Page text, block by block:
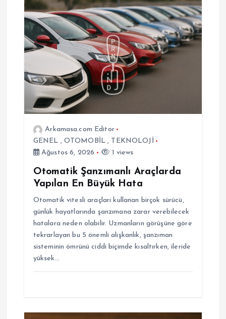
e
z
n
m
Arkamasa.com Editor
GENEL , OTOMOBİL , TEKNOLOJİ
Ağustos 6, 2026
1 views
Otomatik Şanzımanlı Araçlarda
Yapılan En Büyük Hata
Otomatik vitesli araçları kullanan birçok sürücü,
günlük hayatlarında şanzımana zarar verebilecek
hatalara neden olabilir. Uzmanların görüşüne göre
tekrarlayan bu 5 önemli alışkanlık, şanzıman
sisteminin ömrünü ciddi biçimde kısaltırken, ileride
yüksek…